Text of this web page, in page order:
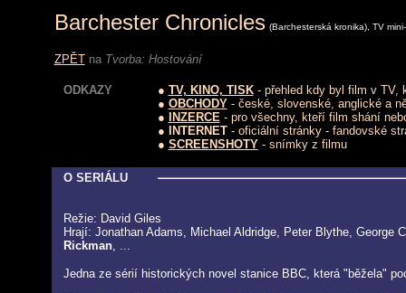
Barchester Chronicles (Barchesterská kronika), TV
ZPĚTna Tvorba: Hostování
ODKAZY ● TV, KINO, TISK- přehled kdy byl film v TV,
● OBCHODY - české, slovenské, anglické a
●
INZERCE - pro všechny, kteří film shání
● INTERNET- oficiální stránky - fandovské
● SCREENSHOTY - snímky z filmu
O SERIÁLU
Režie: David Giles
Hrají: Jonathan Adams, Michael Aldridge, Peter Blythe, George
Rickman, ...
Jedna ze sérií historických novel stanice BBC, která "běžela"